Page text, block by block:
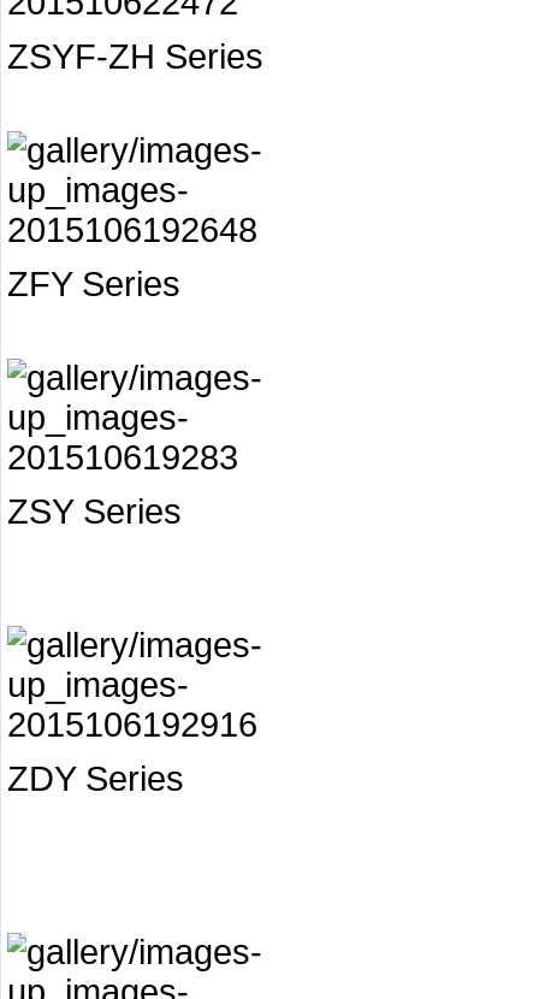
ZSYF-ZH Series
ZFY Series
ZSY Series
ZDY Series